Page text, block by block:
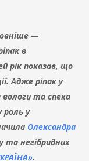
—
в
рік показав, що
Адже ріпак у
вологи та спека
роль у
Олександра
та негібридних
.